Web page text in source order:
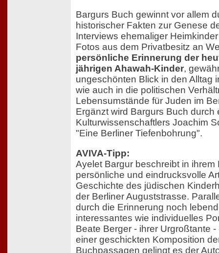
Bargurs Buch gewinnt vor allem
historischer Fakten zur Genese
Interviews ehemaliger
Fotos aus dem Privatbesitz an
persönliche Erinnerung der
jährigen Ahawah-Kinder,
ungeschönten Blick in den Alltag
wie auch in die politischen
Lebensumstände für Juden im
Ergänzt wird Bargurs Buch durch
Kulturwissenschaftlers Joachim
"Eine Berliner Tiefenbohrung".
AVIVA-Tipp:
Ayelet Bargur beschreibt in ihrem
persönliche und eindrucksvolle
Geschichte des jüdischen
der Berliner Auguststrasse.
durch die Erinnerung noch
interessantes wie individuelles
Beate Berger - ihrer Urgroßtante
einer geschickten Komposition
Buchpassagen gelingt es der